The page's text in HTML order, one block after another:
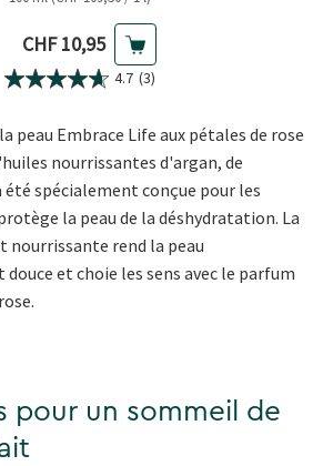
Prix actuel
CHF 10,95
4.7 (3)
peau Embrace Life aux pétales de rose
nourrissantes d'argan, de
spécialement conçue pour les
la peau de la déshydratation. La
rend la peau
et choie les sens avec le parfum
pour un sommeil de